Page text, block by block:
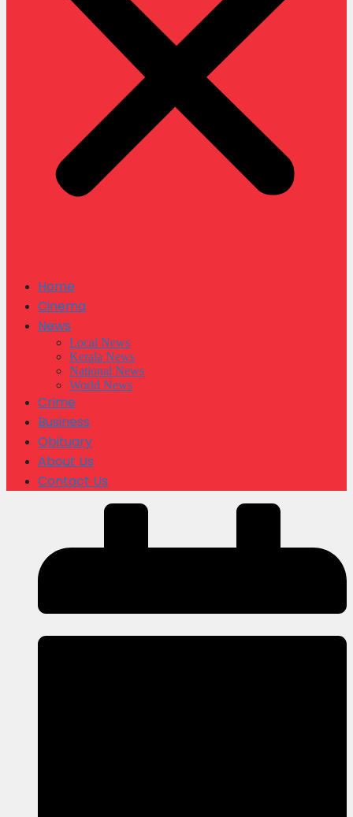
Home
Cinema
News
Local News
Kerala News
National News
World News
Crime
Business
Obituary
About Us
Contact Us